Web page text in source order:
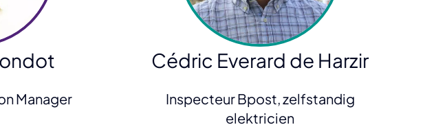
Manager
Cédric Everard de Harzir
Inspecteur Bpost, zelfstandig
elektricien